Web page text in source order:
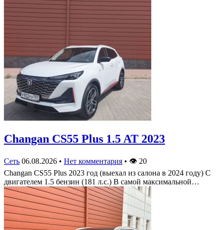
Changan CS55 Plus 1.5 AT 2023
Сеть 06.08.2026 • Нет комментария • 👁 20
Changan CS55 Plus 2023 год (выехал из салона в 2024 году) С
двигателем 1.5 бензин (181 л.с.) В самой максимальной…